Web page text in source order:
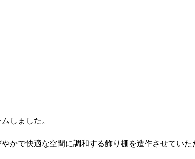
しました。
かで快適な空間に調和する飾り棚を造作させていた